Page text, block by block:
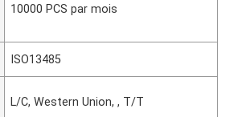
10000 PCS par mois
ISO13485
L/C, Western Union, , T/T